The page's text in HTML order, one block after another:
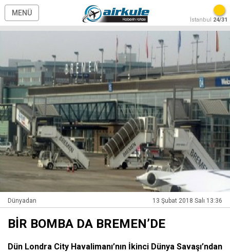
MENÜ
İstanbul 24/31
Dünyadan 13 Şubat 2018 Salı 13:36
BİR BOMBA DA BREMEN’DE
Dün Londra City Havalimanı’nın İkinci Dünya Savaşı’ndan